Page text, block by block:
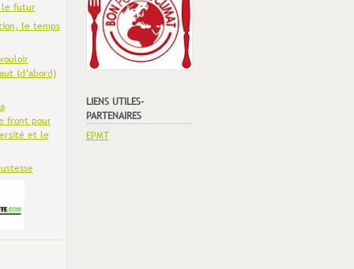
le futur
le temps
(d’abord)
front pour
et le
LIENS UTILES-
PARTENAIRES
EPMT